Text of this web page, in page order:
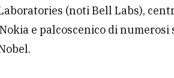
(noti Bell Labs),
e palcoscenico di numerosi